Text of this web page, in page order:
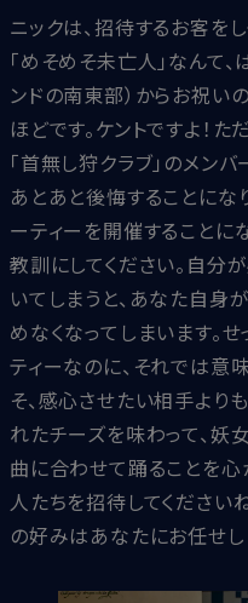
ニックは、招待するお客を
「めそめそ未亡人」なんて、
ンドの南東部）からお祝い
ほどです。ケントですよ！
「首無し狩クラブ」のメン
あとあと後悔することにな
ーティーを開催することに
教訓にしてください。自分
いてしまうと、あなた自身
めなくなってしまいます。
ティーなのに、それでは意
そ、感心させたい相手より
れたチーズを味わって、妖
曲に合わせて踊ることを心
人たちを招待してください
の好みはあなたにお任せ